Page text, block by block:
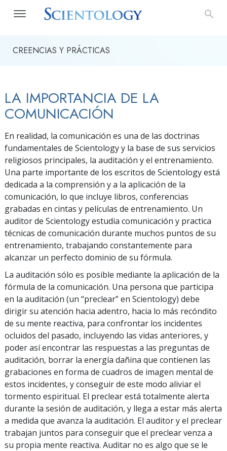
CREENCIAS Y PRÁCTICAS
LA IMPORTANCIA DE LA
COMUNICACIÓN
En realidad, la comunicación es una de las doctrinas
fundamentales de Scientology y la base de sus servicios
religiosos principales, la auditación y el entrenamiento.
Una parte importante de los escritos de Scientology está
dedicada a la comprensión y a la aplicación de la
comunicación, lo que incluye libros, conferencias
grabadas en cintas y películas de entrenamiento. Un
auditor de Scientology estudia comunicación y practica
técnicas de comunicación durante muchos puntos de su
entrenamiento, trabajando constantemente para
alcanzar un perfecto dominio de su fórmula.
La auditación sólo es posible mediante la aplicación de la
fórmula de la comunicación. Una persona que participa
en la auditación (un “preclear” en Scientology) debe
dirigir su atención hacia adentro, hacia lo más recóndito
de su mente reactiva, para confrontar los incidentes
ocluidos del pasado, incluyendo las vidas anteriores, y
poder así encontrar las respuestas a las preguntas de
auditación, borrar la energía dañina que contienen las
grabaciones en forma de cuadros de imagen mental de
estos incidentes, y conseguir de este modo aliviar el
tormento espiritual. El preclear está totalmente alerta
durante la sesión de auditación, y llega a estar más alerta
a medida que avanza la auditación. El auditor y el preclear
trabajan juntos para conseguir que el preclear venza a
su propia mente reactiva. Auditar no es algo que se le